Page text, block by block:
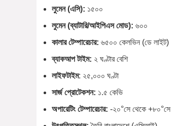
লুমেন (এসি): ১৫০০
লুমেন (ব্যাটারি/আইপিএস মোড): ৬০০
কালার টেম্পারেচার: ৬৫০০ কেলভিন (ডে লাইট)
ব্যাকআপ টাইম: ২ ঘণ্টার বেশি
লাইফটাইম: ২৫,০০০ ঘণ্টা
সার্জ প্রোটেকশন: ১.৫ কেভি
অপারেটিং টেম্পারেচার: -২০°সে থেকে +৮০°সে